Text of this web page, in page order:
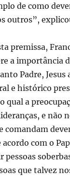
de como
outros”,
premissa,
a importância
Padre, Jesus
e histórico
qual a
e não
comandam
com o
pessoas
que talvez